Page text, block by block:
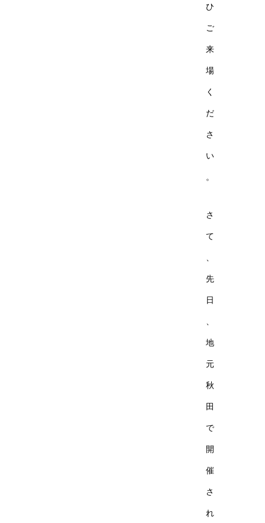
ひ
ご
来
場
く
だ
さ
い
。
さ
て
先
日
地
元
秋
田
で
開
催
さ
れ